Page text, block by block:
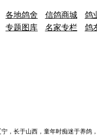
各地鸽舍 信鸽商城 鸽
专题图库 名家专栏 鸽
，长于山西，童年时痴迷于养